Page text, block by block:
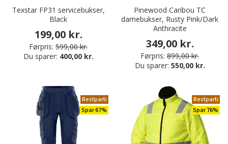
Texstar FP31 servicebukser,
Black
199,00 kr.
Førpris: 599,00 kr.
Du sparer: 400,00 kr.
Pinewood Caribou TC
damebukser, Rusty Pink/Dark
Anthracite
349,00 kr.
Førpris: 899,00 kr.
Du sparer: 550,00 kr.
Restparti
Spar 67%
Restparti
Spar 76%